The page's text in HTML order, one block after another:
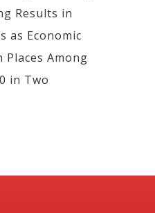
Results in
as Economic
Places Among
in Two